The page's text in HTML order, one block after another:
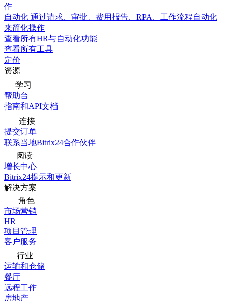
作
自动化 通过请求、审批、费用报告、RPA、工作流程自动化
来简化操作
查看所有HR与自动化功能
查看所有工具
定价
资源
学习
帮助台
指南和API文档
连接
提交订单
联系当地Bitrix24合作伙伴
阅读
增长中心
Bitrix24提示和更新
解决方案
角色
市场营销
HR
项目管理
客户服务
行业
运输和仓储
餐厅
远程工作
房地产